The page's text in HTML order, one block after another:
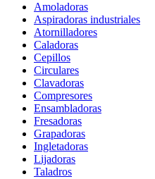
Amoladoras
Aspiradoras industriales
Atornilladores
Caladoras
Cepillos
Circulares
Clavadoras
Compresores
Ensambladoras
Fresadoras
Grapadoras
Ingletadoras
Lijadoras
Taladros